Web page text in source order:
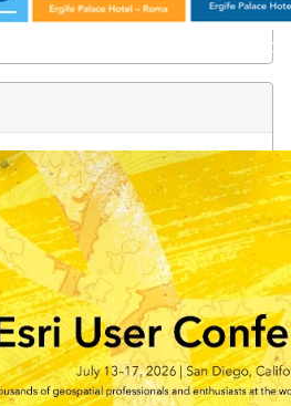
per imprese, pubbliche